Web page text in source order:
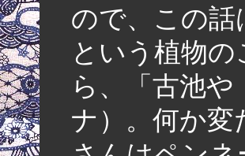
ので、この
という植物
ら、「古池
ナ）。何か